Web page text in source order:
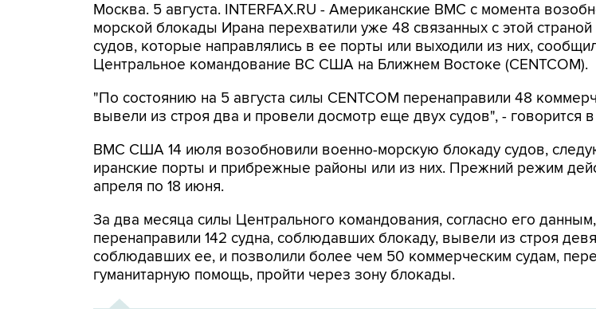
Москва. 5 августа. INTERFAX.RU - Американские ВМС с момента
морской блокады Ирана перехватили уже 48 связанных с этой
судов, которые направлялись в ее порты или выходили из них,
Центральное командование ВС США на Ближнем Востоке (CENTCOM).
"По состоянию на 5 августа силы CENTCOM перенаправили 48
вывели из строя два и провели досмотр еще двух судов", - говорится
ВМС США 14 июля возобновили военно-морскую блокаду судов,
иранские порты и прибрежные районы или из них. Прежний режим
апреля по 18 июня.
За два месяца силы Центрального командования, согласно его данным,
перенаправили 142 судна, соблюдавших блокаду, вывели из строя
соблюдавших ее, и позволили более чем 50 коммерческим судам,
гуманитарную помощь, пройти через зону блокады.